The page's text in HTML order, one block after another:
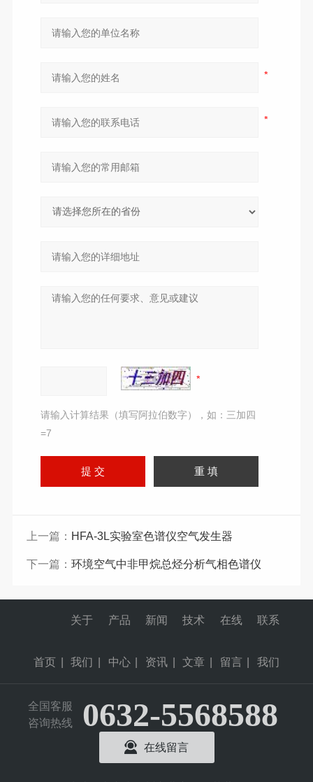
请输入计算结果（填写阿拉伯数字），如：三加四
=7
上一篇： HFA-3L实验室色谱仪空气发生器
下一篇： 环境空气中非甲烷总烃分析气相色谱仪
首页
关于
我们
产品
中心
新闻
资讯
技术
文章
在线
留言
联系
我们
全国客服
咨询热线
0632-5568588
在线留言